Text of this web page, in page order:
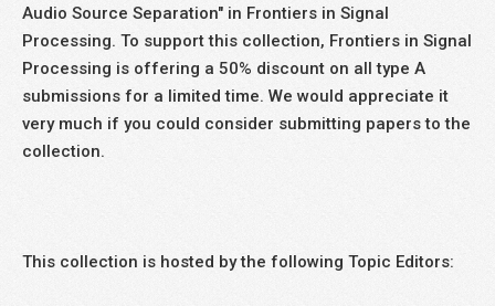
Audio Source Separation" in Frontiers in Signal
Processing. To support this collection, Frontiers in Signal
Processing is offering a 50% discount on all type A
submissions for a limited time. We would appreciate it
very much if you could consider submitting papers to the
collection.
This collection is hosted by the following Topic Editors: